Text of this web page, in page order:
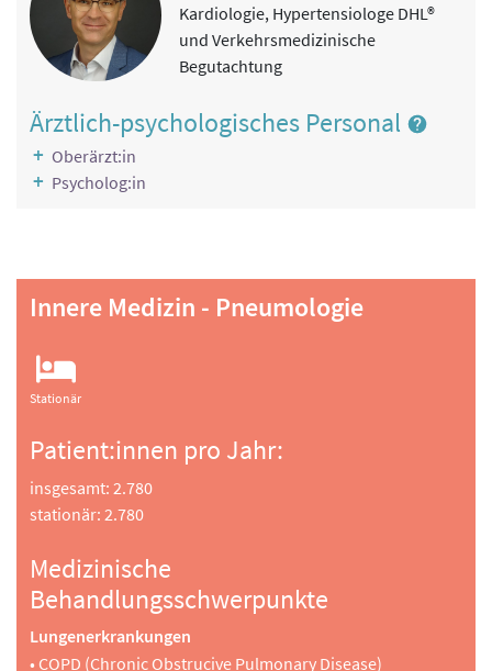
Kardiologie, Hypertensiologe DHL®
und Verkehrsmedizinische
Begutachtung
Ärztlich-psychologisches Personal
Oberärzt:in
Psycholog:in
Innere Medizin - Pneumologie
Stationär
Patient:innen pro Jahr:
insgesamt: 2.780
stationär: 2.780
Medizinische
Behandlungsschwerpunkte
Lungenerkrankungen
• COPD (Chronic Obstrucive Pulmonary Disease)